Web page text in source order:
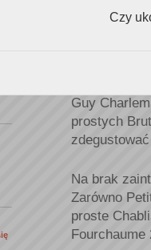
A było co
Guy
prostych
Na brak
Zarówno
proste
Fourchaume
Czy